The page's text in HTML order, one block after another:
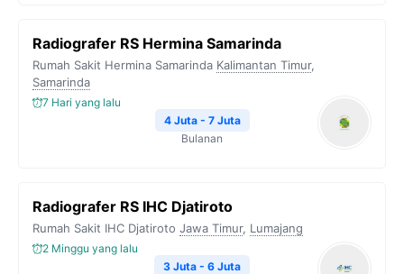
Radiografer RS Hermina Samarinda
Rumah Sakit Hermina Samarinda Kalimantan Timur,
Samarinda
7 Hari yang lalu
4 Juta - 7 Juta
Bulanan
Radiografer RS IHC Djatiroto
Rumah Sakit IHC Djatiroto Jawa Timur, Lumajang
2 Minggu yang lalu
3 Juta - 6 Juta